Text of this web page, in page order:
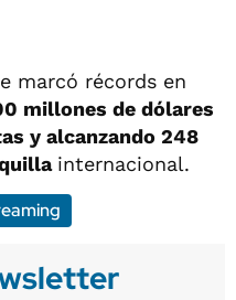
marcó récords en
millones de dólares
y alcanzando 248
internacional.